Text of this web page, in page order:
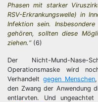
Phasen mit starker
RSV-Erkrankungswelle) in
Infektion sein.
gehören, sollten diese
ziehen.“(6)
Der Nicht-Mund-
Operationsmaske wird
Verhandeltgegen Menschen
den Zwang der Anwendung
entlarvten. Und